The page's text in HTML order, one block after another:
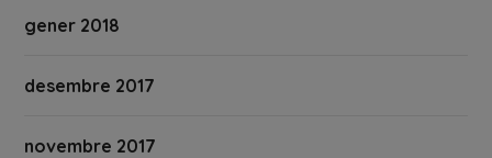
gener 2018
desembre 2017
novembre 2017